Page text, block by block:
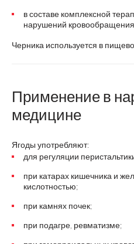
в составе комплексной
нарушений кровообращения.
Черника используется в
Применение в
медицине
Ягоды употребляют:
для регуляции
при катарах кишечника и
кислотностью;
при камнях почек;
при подагре, ревматизме;